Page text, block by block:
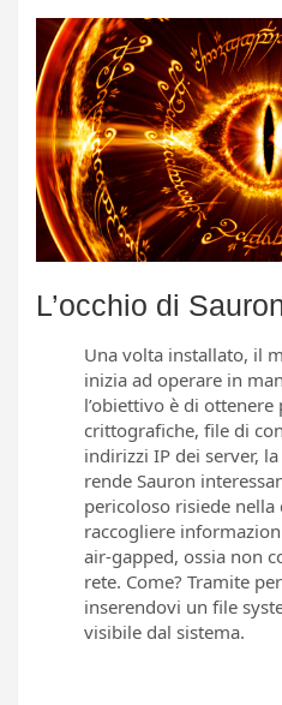
L’occhio di
Una volta installato, il
inizia ad operare in
l’obiettivo è di ottenere
crittografiche, file di
indirizzi IP dei server,
rende Sauron
pericoloso risiede nella
raccogliere
air-gapped, ossia non
rete. Come? Tramite
inserendovi un file
visibile dal sistema.